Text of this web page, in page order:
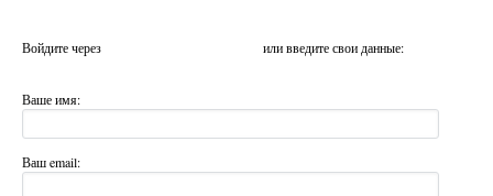
Войдите через или введите свои данные:
Ваше имя:
Ваш email: